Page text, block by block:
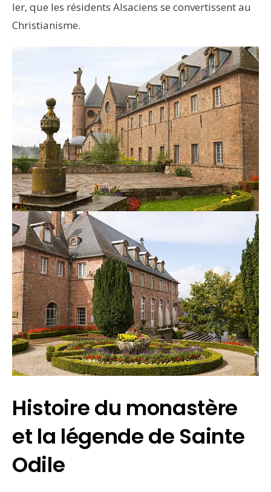
Ier, que les résidents Alsaciens se convertissent au
Christianisme.
Histoire du monastère
et la légende de Sainte
Odile